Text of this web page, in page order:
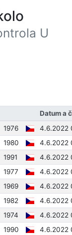
U
Datum a
1976
4.6.2022
1980
4.6.2022
1991
4.6.2022
1977
4.6.2022
1969
4.6.2022
1982
4.6.2022
1974
4.6.2022
1990
4.6.2022